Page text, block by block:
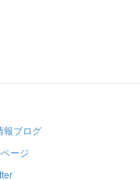
報ブログ
ージ